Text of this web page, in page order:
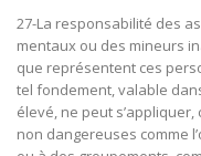
27-La responsabilité des
mentaux ou des mineurs
que représentent ces
tel fondement, valable
élevé, ne peut
non dangereuses comme